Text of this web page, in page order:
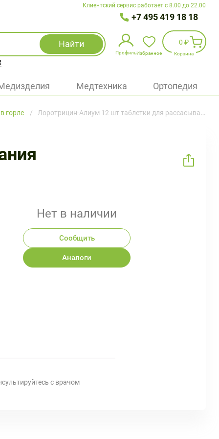
Клиентский сервис работает с 8.00 до 22.00
+7 495 419 18 18
Найти
Профиль
Избранное
Войти
Избранное
0 ₽
Корзина
Медтехника Ортопедия
горле Лоротрицин-Алиум 12 шт таблетки для рассасывания
Нет в наличии
Сообщить
Аналоги
с врачом